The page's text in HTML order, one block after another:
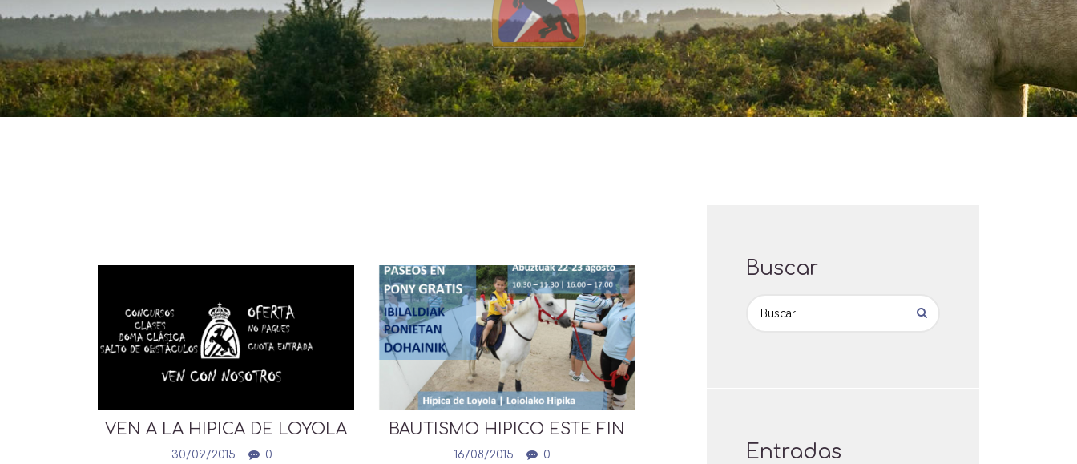
VEN A LA HIPICA DE LOYOLA
Y NO PAGUES LA CUOTA DE
30/09/2015 0
BAUTISMO HIPICO ESTE FIN
DE SEMANA EN LOYOLA
16/08/2015 0
Buscar
Entradas